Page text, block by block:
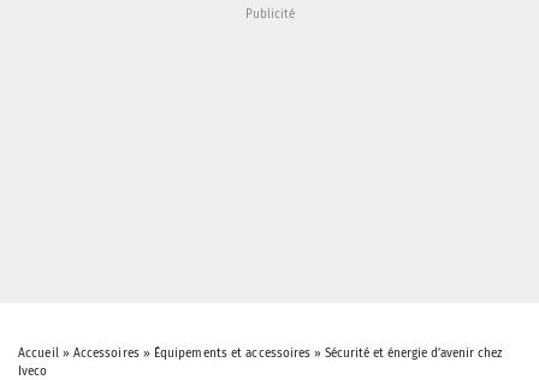
Accueil» Accessoires» Équipements et accessoires »Sécurité et énergie d’avenir chez
Iveco